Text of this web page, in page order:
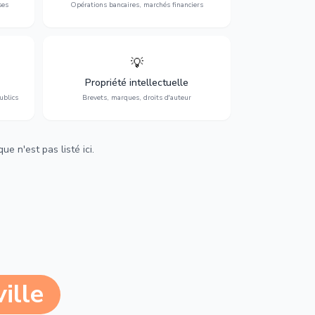
Opérations bancaires, marchés financiers
💡
Propriété intellectuelle
Brevets, marques, droits d'auteur
Protection de vos créations : brevets,
marques, droits d'auteur et lutte contre la
contrefaçon.
n'est pas listé ici.